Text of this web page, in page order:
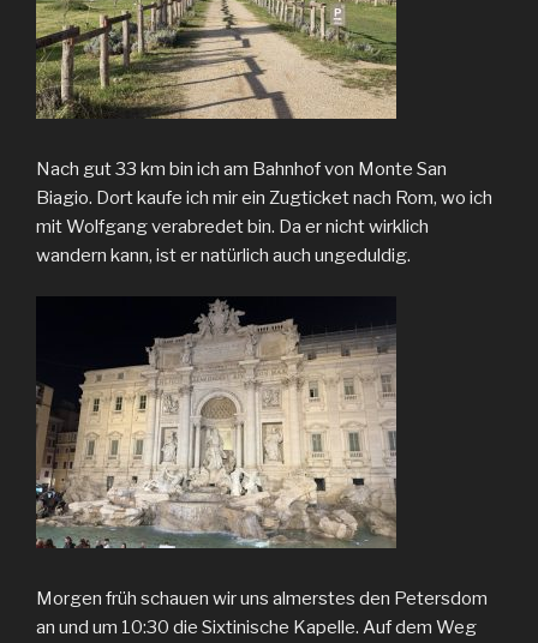
Nach gut 33 km bin ich am Bahnhof von Monte San
Biagio. Dort kaufe ich mir ein Zugticket nach Rom, wo ich
mit Wolfgang verabredet bin. Da er nicht wirklich
wandern kann, ist er natürlich auch ungeduldig.
Morgen früh schauen wir uns almerstes den Petersdom
an und um 10:30 die Sixtinische Kapelle. Auf dem Weg